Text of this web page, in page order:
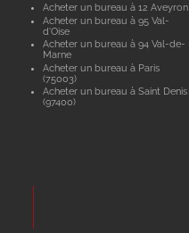
Acheter un bureau à 12 Aveyron
Acheter un bureau à 95 Val-
d'Oise
Acheter un bureau à 94 Val-de-
Marne
Acheter un bureau à Paris
(75003)
Acheter un bureau à Saint Denis
(97400)